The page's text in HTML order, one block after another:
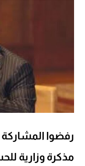
رفضوا المشاركة
مذكرة وزارية